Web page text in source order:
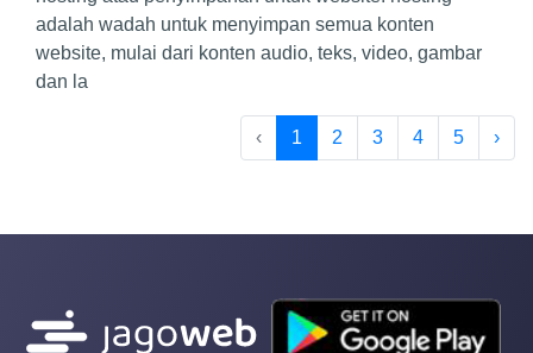
adalah wadah untuk menyimpan semua konten
website, mulai dari konten audio, teks, video, gambar
dan la
‹ 1 2 3 4 5 ›